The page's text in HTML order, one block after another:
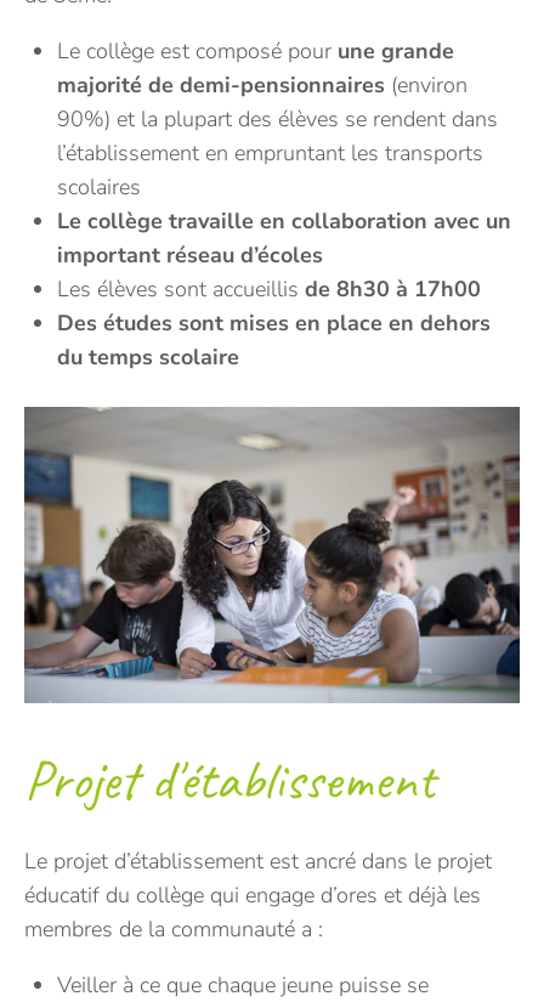
Le collège est composé pour une grande
majorité de demi-pensionnaires (environ
90%) et la plupart des élèves se rendent dans
l’établissement en empruntant les transports
scolaires
Le collège travaille en collaboration avec un
important réseau d’écoles
Les élèves sont accueillis de 8h30 à 17h00
Des études sont mises en place en dehors
du temps scolaire
Projet d'établissement
Le projet d’établissement est ancré dans le projet
éducatif du collège qui engage d’ores et déjà les
membres de la communauté a :
Veiller à ce que chaque jeune puisse se